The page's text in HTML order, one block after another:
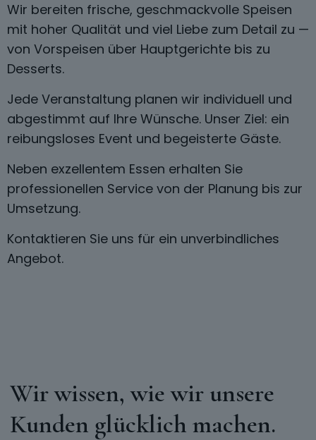
Wir bereiten frische, geschmackvolle Speisen
mit hoher Qualität und viel Liebe zum Detail zu —
von Vorspeisen über Hauptgerichte bis zu
Desserts.
Jede Veranstaltung planen wir individuell und
abgestimmt auf Ihre Wünsche. Unser Ziel: ein
reibungsloses Event und begeisterte Gäste.
Neben exzellentem Essen erhalten Sie
professionellen Service von der Planung bis zur
Umsetzung.
Kontaktieren Sie uns für ein unverbindliches
Angebot.
Wir wissen, wie wir unsere
Kunden glücklich machen.